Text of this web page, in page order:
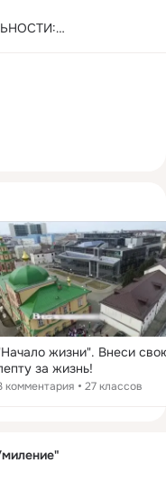
жизни". Внеси
за жизнь!
комментария 27 классов
детства;
роли семьи в
беременным в
многодетным и